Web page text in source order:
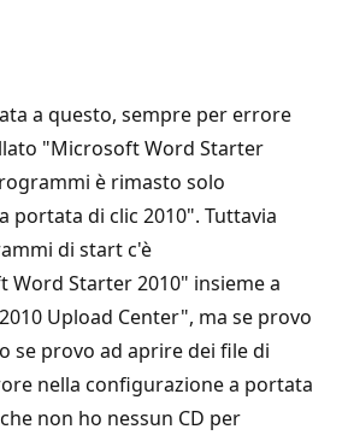
a questo, sempre per errore
"Microsoft Word Starter
è rimasto solo
portata di clic 2010". Tuttavia
di start c'è
Starter 2010" insieme a
Upload Center", ma se provo
se provo ad aprire dei file di
nella configurazione a portata
non ho nessun CD per